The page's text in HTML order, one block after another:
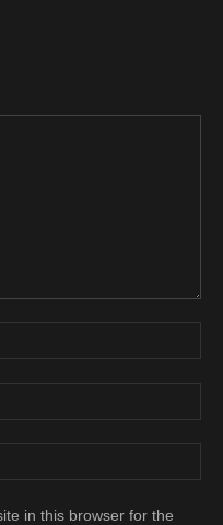
in this browser for the